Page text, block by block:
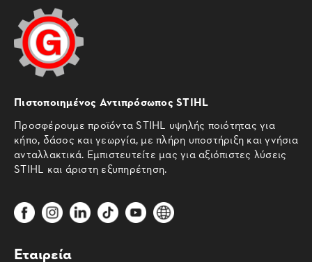
Πιστοποιημένος Αντιπρόσωπος STIHL
Προσφέρουμε προϊόντα STIHL υψηλής ποιότητας για
κήπο, δάσος και γεωργία, με πλήρη υποστήριξη και γνήσια
ανταλλακτικά. Εμπιστευτείτε μας για αξιόπιστες λύσεις
STIHL και άριστη εξυπηρέτηση.
Εταιρεία